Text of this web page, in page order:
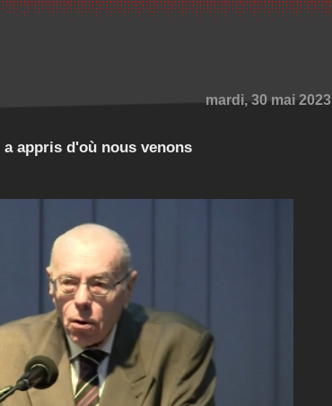
mardi, 30 mai 2023
appris d'où nous venons